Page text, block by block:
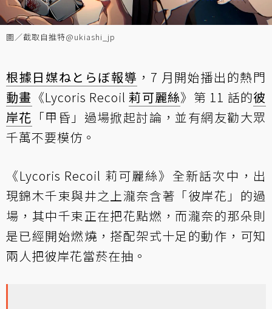
圖／截取自推特@ukiashi_jp
根據日媒ねとらぼ報導 ，7 月開始播出的熱門
動畫 《Lycoris Recoil莉可麗絲》第 11 話的彼
岸花 「甲昏」過場掀起討論，並有網友勸大眾
千萬不要模仿。
《Lycoris Recoil 莉可麗絲》全新話次中，出
現錦木千束與井之上瀧奈含著「彼岸花」的過
場，其中千束正在把花點燃，而瀧奈的那朵則
是已經開始燃燒，搭配架式十足的動作，可知
兩人把彼岸花當菸在抽。